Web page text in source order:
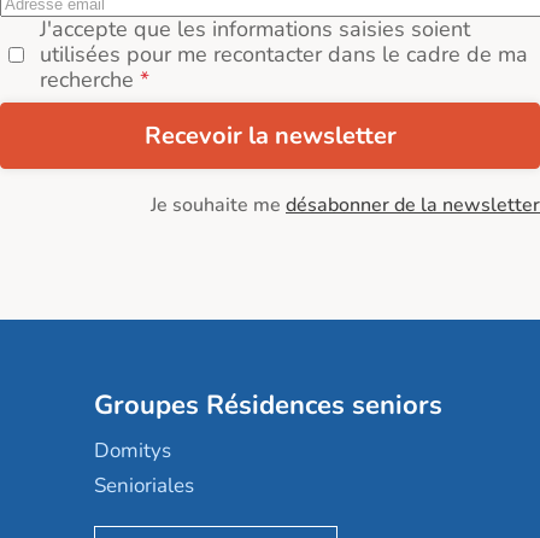
J'accepte que les informations saisies soient
utilisées pour me recontacter dans le cadre de ma
recherche
Recevoir la newsletter
Je souhaite me désabonner de la newsletter
Groupes Résidences seniors
Domitys
Senioriales
Nohée